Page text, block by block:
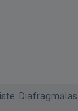
Diafragmālas